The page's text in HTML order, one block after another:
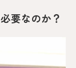
要なのか？